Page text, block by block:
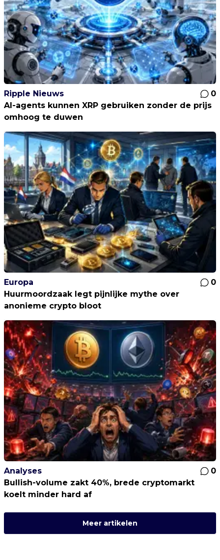
Ripple Nieuws
0
AI-agents kunnen XRP gebruiken zonder de prijs
omhoog te duwen
Europa
0
Huurmoordzaak legt pijnlijke mythe over
anonieme crypto bloot
Analyses
0
Bullish-volume zakt 40%, brede cryptomarkt
koelt minder hard af
Meer artikelen